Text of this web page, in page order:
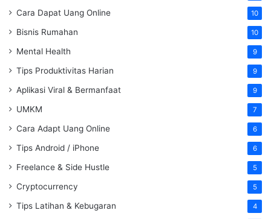
Cara Dapat Uang Online 10
Bisnis Rumahan 10
Mental Health 9
Tips Produktivitas Harian 9
Aplikasi Viral & Bermanfaat 9
UMKM 7
Cara Adapt Uang Online 6
Tips Android / iPhone 6
Freelance & Side Hustle 5
Cryptocurrency 5
Tips Latihan & Kebugaran 4